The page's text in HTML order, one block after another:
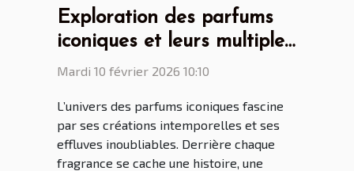
Exploration des parfums
iconiques et leurs multiples
facettes
Mardi 10 février 2026 10:10
L’univers des parfums iconiques fascine
par ses créations intemporelles et ses
effluves inoubliables. Derrière chaque
fragrance se cache une histoire, une